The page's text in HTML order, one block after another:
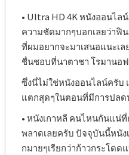
• Ultra HD 4K หนังออนไ
ความชัดมากๆบอกเลยว่าฟิ
ที่ผมอยากจะมาเสนอแนะเ
ชื่นชอบที่นาตาชา โรมานอ
ซึ่งนี่ไม่ใช่หนังออนไลน์ครับ
แตกสุดๆในตอนที่มีการปลด
• หนังเกาหลี คนไหนกันแน่
พลาดเลยครับ ปัจจุบันนี้หนั
กมายๆเรียกว่าก้าวกระโด